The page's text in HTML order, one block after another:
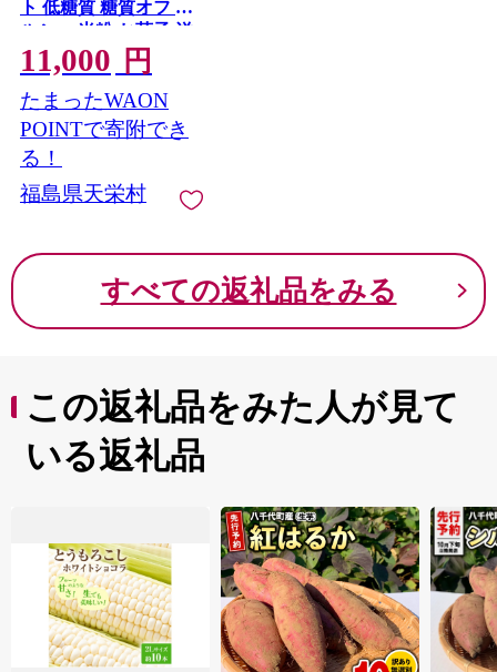
ト 低糖質 糖質オフ ヘ
ルシー 米粉 お菓子 洋
菓子 おやつ デザート
スイーツ F21T-196
11,000 円
たまったWAON
POINTで寄附でき
る！
福島県天栄村
すべての返礼品をみる
この返礼品をみた人が見て
いる返礼品